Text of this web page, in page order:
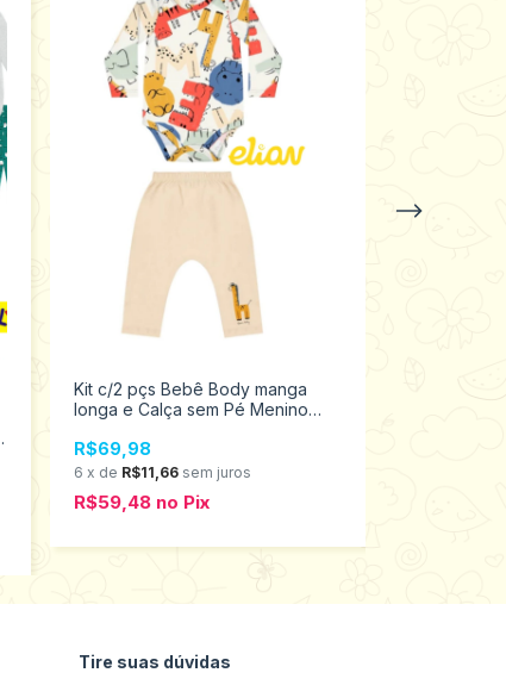
Kit c/2 pçs Bebê Body manga
longa e Calça sem Pé Menino
R$69,98
6 x de R$11,66 sem juros
R$59,48 no Pix
Tire suas dúvidas